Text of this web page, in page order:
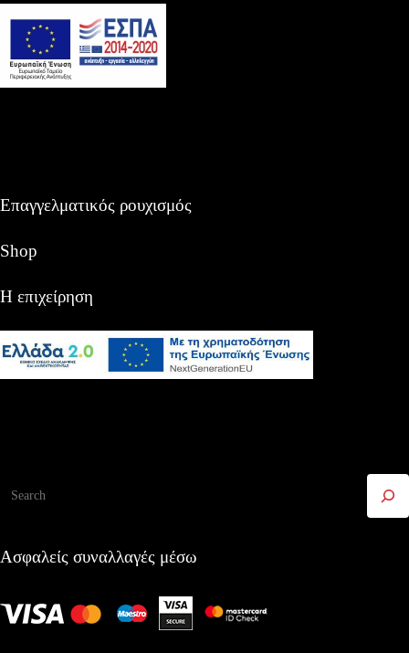
Επαγγελματικός ρουχισμός
Shop
Η επιχείρηση
Ασφαλείς συναλλαγές μέσω